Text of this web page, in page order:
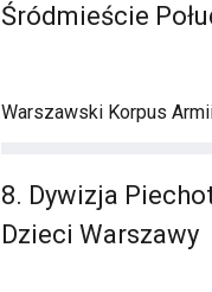
Śródmieście
Warszawski Korpus
8. Dywizja
Dzieci Warszawy